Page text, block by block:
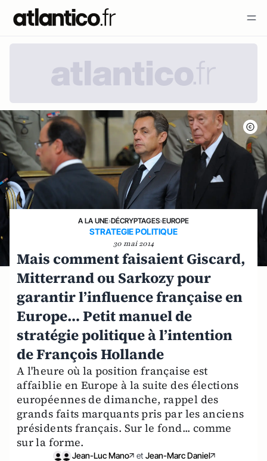
A LA UNE›DÉCRYPTAGES›EUROPE
STRATEGIE POLITIQUE
30 mai 2014
Mais comment faisaient Giscard,
Mitterrand ou Sarkozy pour
garantir l’influence française en
Europe… Petit manuel de
stratégie politique à l’intention
de François Hollande
A l'heure où la position française est
affaiblie en Europe à la suite des élections
européennes de dimanche, rappel des
grands faits marquants pris par les anciens
présidents français. Sur le fond... comme
sur la forme.
Jean-Luc Mano et Jean-Marc Daniel